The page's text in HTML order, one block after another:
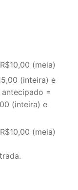
(meia)
(inteira) e
antecipado =
(inteira) e
(meia)